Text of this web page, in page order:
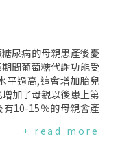
汁含糖量特別高,但
量保持在健康的限度
病會增加患第2型糖尿
上這種疾病.減肥和日
以降低人患糖尿病的
病協會建議吃水果,作
來說,管理他們病情很
化合物.水果含有碳水
尿病的母親患產後憂
間葡萄糖代謝功能受
平過高,這會增加胎兒
加了母親以後患上第
10-15％的母親會產
學醫院和芬蘭國家健
+ read more